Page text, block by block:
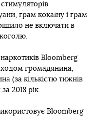
грам кокаїну і грам
не включати в
наркотиків Bloomberg
громадянина,
(за кількістю тижнів
2018 рік.
Bloomberg